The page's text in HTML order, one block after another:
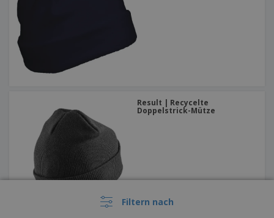
Filtern nach
Result | Recycelte
Doppelstrick-Mütze